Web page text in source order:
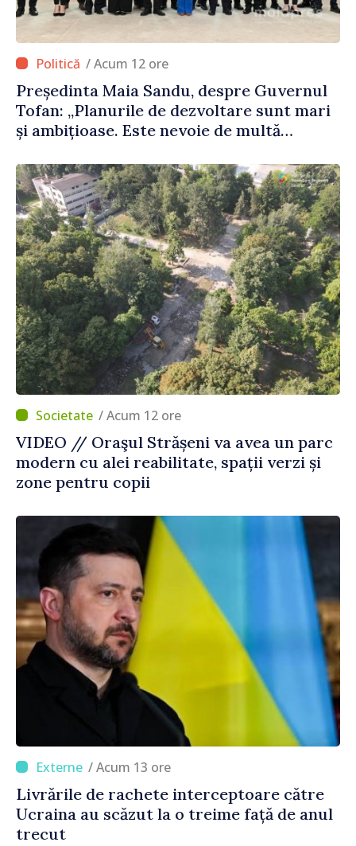
/ Acum 12 ore
Președinta Maia Sandu, despre Guvernul
Tofan: „Planurile de dezvoltare sunt mari
și ambițioase. Este nevoie de multă
/ Acum 12 ore
VIDEO // Oraşul Strășeni va avea un parc
modern cu alei reabilitate, spații verzi și
zone pentru copii
/ Acum 13 ore
Livrările de rachete interceptoare către
Ucraina au scăzut la o treime față de anul
trecut